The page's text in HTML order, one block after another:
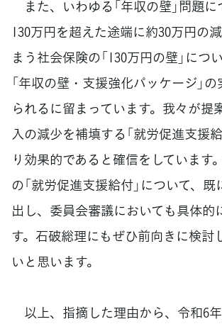
また、いわゆる「年収の壁」問題
130万円を超えた途端に約30万円の
まう社会保険の「130万円の壁」につ
「年収の壁・支援強化パッケージ」
られるに留まっています。我々が提
入の減少を補填する「就労促進支援
り効果的であると確信をしています
の「就労促進支援給付」について、
出し、委員会審議においても具体的
す。石破総理にもぜひ前向きに検討
いと思います。
以上、指摘した理由から、令和6